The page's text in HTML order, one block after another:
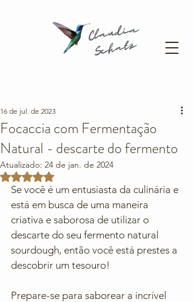
Focaccia com Fermentação
Natural - descarte do fermento
16 de jul. de 2023
Atualizado: 24 de jan. de 2024
Avaliado com NaN de 5 estrelas.
Se você é um entusiasta da culinária e
está em busca de uma maneira
criativa e saborosa de utilizar o
descarte do seu fermento natural
sourdough, então você está prestes a
descobrir um tesouro!
Prepare-se para saborear a incrível